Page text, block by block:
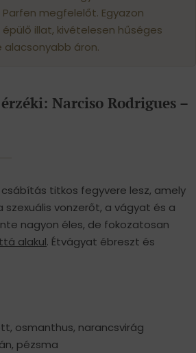
megfelelőt. Egyazon
illat, kivételesen hűséges
alacsonyabb áron.
Narciso Rodrigues –
titkos fegyvere lesz, amely
vonzerőt, a vágyat és a
nagyon éles, de fokozatosan
alakul. Étvágyat ébreszt és
osmanthus, narancsvirág
pézsma